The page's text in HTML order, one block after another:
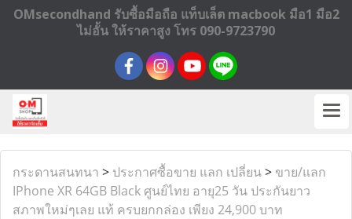
OMsecondhand รับซื้อมือถือ แท็บเล็ต macbook มือ1 มือ2
ไม่อั้น ให้ราคาสูง โทร 090-9723790
กระดานสนทนา > ประกาศซื้อขาย แลก เปลี่ยน> ขาย/แลก
IPhone XR 64GB Black ศูนย์ไทย อายุ25 วัน ประกันยาว
สภาพใหม่ๆเลย แท้ ครบยกกล่อง เพียง 24,900 บาท